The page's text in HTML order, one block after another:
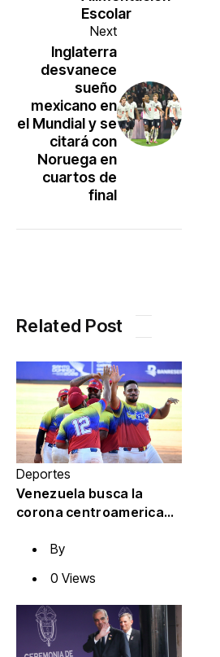
Escolar
Next
Inglaterra
desvanece
sueño
mexicano en
el Mundial y se
citará con
Noruega en
cuartos de
final
Related Post
Deportes
Venezuela busca la
corona centroamericana
Dominicana en Santo
By
0 Views